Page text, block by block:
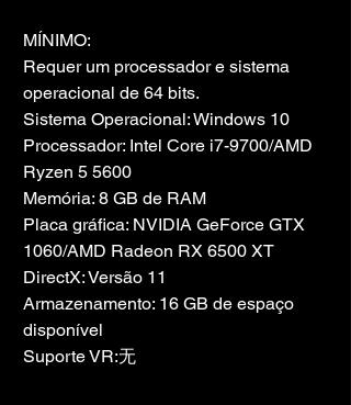
MÍNIMO:
Requer um processador e sistema
operacional de 64 bits.
Sistema Operacional: Windows 10
Processador: Intel Core i7-9700/AMD
Ryzen 5 5600
Memória: 8 GB de RAM
Placa gráfica: NVIDIA GeForce GTX
1060/AMD Radeon RX 6500 XT
DirectX: Versão 11
Armazenamento: 16 GB de espaço
disponível
Suporte VR:无